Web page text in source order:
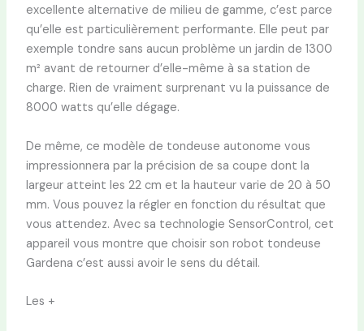
excellente alternative de milieu de gamme, c’est parce
qu’elle est particulièrement performante. Elle peut par
exemple tondre sans aucun problème un jardin de 1300
m² avant de retourner d’elle-même à sa station de
charge. Rien de vraiment surprenant vu la puissance de
8000 watts qu’elle dégage.
De même, ce modèle de tondeuse autonome vous
impressionnera par la précision de sa coupe dont la
largeur atteint les 22 cm et la hauteur varie de 20 à 50
mm. Vous pouvez la régler en fonction du résultat que
vous attendez. Avec sa technologie SensorControl, cet
appareil vous montre que choisir son robot tondeuse
Gardena c’est aussi avoir le sens du détail.
Les +